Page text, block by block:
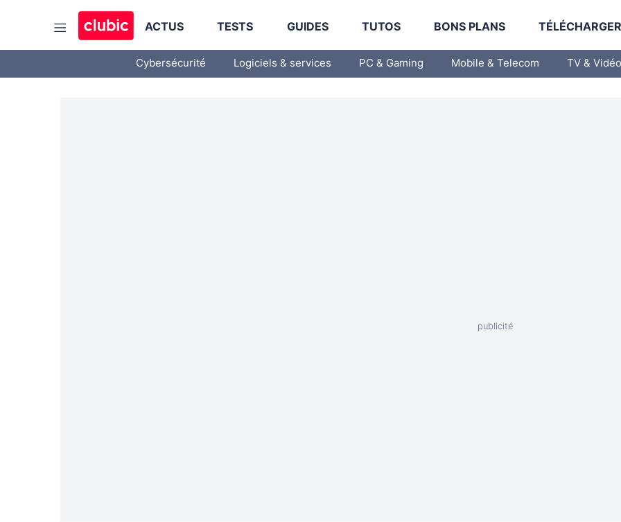
ACTUS TESTS GUIDES TUTOS BONS PLANS
Cybersécurité Logiciels & services PC & Gaming Mobile & Telecom TV & Vidéo